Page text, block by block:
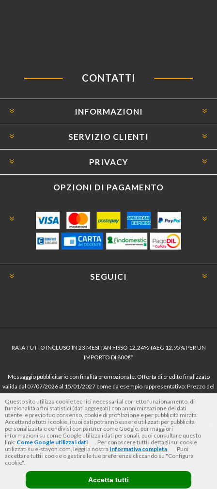
CONTATTI
INFORMAZIONI
SERVIZIO CLIENTI
PRIVACY
OPZIONI DI PAGAMENTO
SEGUICI
RATA TUTTO INCLUSO IN 23 MESI TAN FISSO 12,24% TAEG 12,95% PER UN
IMPORTO DI 800€*
Messaggio pubblicitario con finalità promozionale. Offerta di credito finalizzato
valida dal 07/07/2026 al 15/01/2027 come da esempio rappresentativo: Prezzo del
bene € 800, Tan fisso 12,24% Taeg 12,95%, in 23 rate da € 40 costi accessori
dell’offerta azzerati. Importo totale del credito € 800. Importo totale dovuto dal
Consumatore € 920. Decorrenza media della prima rata a 90 giorni. Al fine di gestire
le tue spese in modo responsabile e di conoscere eventuali altre offerte disponibili,
Findomestic ti ricorda, prima di sottoscrivere il contratto, di prendere visione di
tutte le condizioni economiche e contrattuali, facendo riferimento alle Informazioni
Europee di Base sul Credito ai Consumatori (IEBCC) nel percorso online. Salvo
approvazione di Findomestic Banca S.p.A.. Il rivenditore (StayON) opera quale
intermediario del credito per Findomestic Banca S.p.A., non in esclusiva.
Questo sito utilizza cookie tecnici necessari al corretto funzionamento, di
funzionalità a fini statistici (dati aggregati) con anonimizzazione dei dati
utente, e previo tuo consenso, cookie di profilazione e per pubblicità mirata.
Accettando tutti i cookie, i tuoi dati potranno essere utilizzati per pubblicità
personalizzata e condivisi con partner come Google, per maggiori
informazioni su come Google utilizza i dati personali, puoi consultare questo
link: Come Google utilizza i dati
. Per conoscere tutti i dettagli sui cookie
utilizzati su e-stayon.com, leggi la nostra Informativa completa
. Puoi
accettare tutti i cookie o gestire le tue preferenze cliccando su "Configura
cookie".
Accetta tutti